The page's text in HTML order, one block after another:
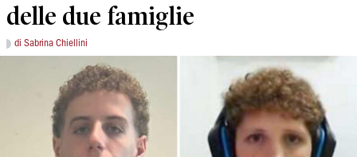
delle due famiglie
di Sabrina Chiellini